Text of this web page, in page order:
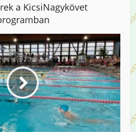
a KicsiNagykövet